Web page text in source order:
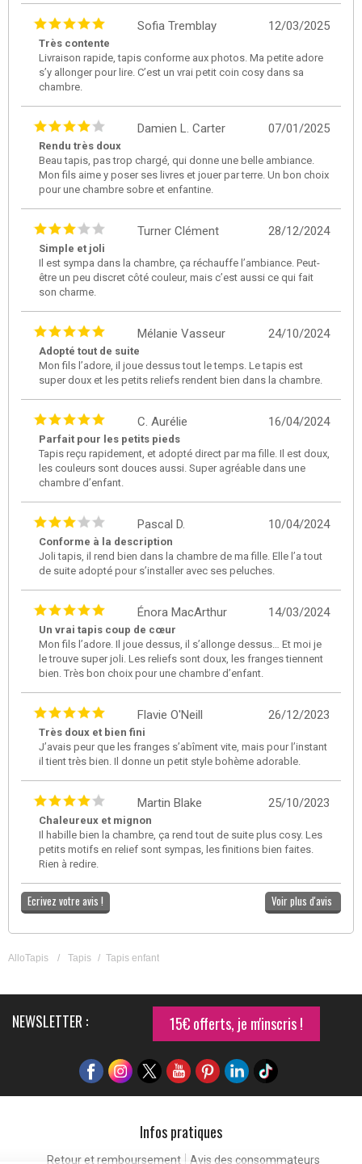
12/03/2025
Sofia Tremblay
Très contente
Livraison rapide, tapis conforme aux photos. Ma petite adore
s’y allonger pour lire. C’est un vrai petit coin cosy dans sa
chambre.
07/01/2025
Damien L. Carter
Rendu très doux
Beau tapis, pas trop chargé, qui donne une belle ambiance.
Mon fils aime y poser ses livres et jouer par terre. Un bon choix
pour une chambre sobre et enfantine.
28/12/2024
Turner Clément
Simple et joli
Il est sympa dans la chambre, ça réchauffe l’ambiance. Peut-
être un peu discret côté couleur, mais c’est aussi ce qui fait
son charme.
24/10/2024
Mélanie Vasseur
Adopté tout de suite
Mon fils l’adore, il joue dessus tout le temps. Le tapis est
super doux et les petits reliefs rendent bien dans la chambre.
16/04/2024
C. Aurélie
Parfait pour les petits pieds
Tapis reçu rapidement, et adopté direct par ma fille. Il est doux,
les couleurs sont douces aussi. Super agréable dans une
chambre d’enfant.
10/04/2024
Pascal D.
Conforme à la description
Joli tapis, il rend bien dans la chambre de ma fille. Elle l’a tout
de suite adopté pour s’installer avec ses peluches.
14/03/2024
Énora MacArthur
Un vrai tapis coup de cœur
Mon fils l’adore. Il joue dessus, il s’allonge dessus… Et moi je
le trouve super joli. Les reliefs sont doux, les franges tiennent
bien. Très bon choix pour une chambre d’enfant.
26/12/2023
Flavie O'Neill
Très doux et bien fini
J’avais peur que les franges s’abîment vite, mais pour l’instant
il tient très bien. Il donne un petit style bohème adorable.
25/10/2023
Martin Blake
Chaleureux et mignon
Il habille bien la chambre, ça rend tout de suite plus cosy. Les
petits motifs en relief sont sympas, les finitions bien faites.
Rien à redire.
Ecrivez votre avis ! Voir plus d'avis
AlloTapis / Tapis / Tapis enfant
NEWSLETTER : 15€ offerts, je m'inscris !
Infos pratiques
Retour et remboursement Avis des consommateurs